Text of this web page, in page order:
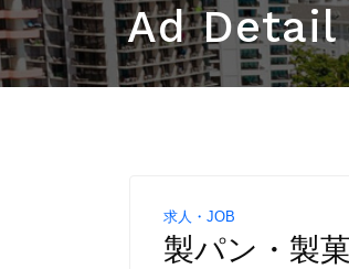
Ad Detail
求人・JOB
製パン・製